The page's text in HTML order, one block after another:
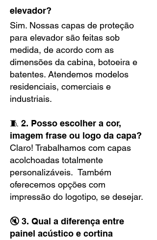
elevador?
Sim. Nossas capas de proteção
para elevador são feitas sob
medida, de acordo com as
dimensões da cabina, botoeira e
batentes. Atendemos modelos
residenciais, comerciais e
industriais.
🧵 2. Posso escolher a cor,
imagem frase ou logo da capa?
Claro! Trabalhamos com capas
acolchoadas totalmente
personalizáveis. Também
oferecemos opções com
impressão do logotipo, se desejar.
🔇 3. Qual a diferença entre
painel acústico e cortina